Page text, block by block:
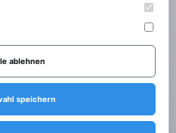
allen Bereichen direkt in dein
ablehnen
speichern